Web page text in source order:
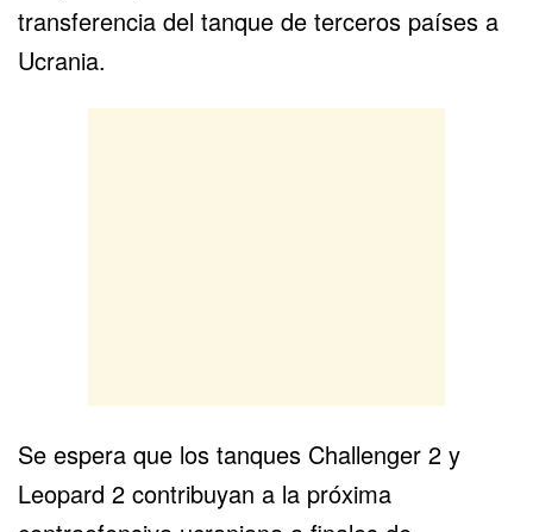
transferencia del tanque de terceros países a
Ucrania.
Se espera que los tanques Challenger 2 y
Leopard 2 contribuyan a la próxima